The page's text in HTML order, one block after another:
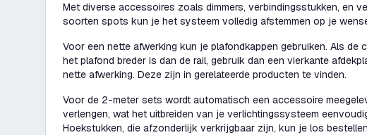
Met diverse accessoires zoals dimmers, verbindingsstukken, en
soorten spots kun je het systeem volledig afstemmen op je
Voor een nette afwerking kun je plafondkappen gebruiken. Als de
het plafond breder is dan de rail, gebruik dan een vierkante
nette afwerking. Deze zijn in gerelateerde producten te vinden.
Voor de 2-meter sets wordt automatisch een accessoire
verlengen, wat het uitbreiden van je verlichtingssysteem
Hoekstukken, die afzonderlijk verkrijgbaar zijn, kun je los